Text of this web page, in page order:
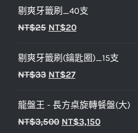
價
格：
價
剔爽牙籤刷_40支
NT$25 原
價
格：
NT$20目
價
剔爽牙籤刷(鑰匙圈)_15支
NT$33 原
價
格：
NT$27目
價
格：
龍盤王 - 長方桌旋轉餐盤(大)
NT$3,500 原
NT$3,150目